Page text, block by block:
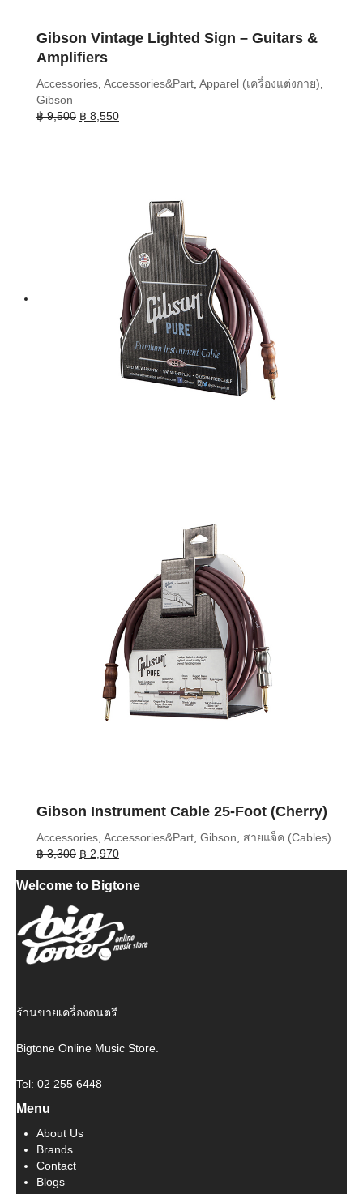
Gibson Vintage Lighted Sign – Guitars &
Amplifiers
Accessories, Accessories&Part, Apparel (เครื่องแต่งกาย),
Gibson
฿9,500 Original
฿ 8,550Current
Gibson Instrument Cable 25-Foot (Cherry)
Accessories, Accessories&Part, Gibson, สายแจ็ค (Cables)
฿3,300 Original
price
was:
฿ 2,970Current
price
is:
Welcome to Bigtone
ร้านขายเครื่องดนตรี
Bigtone Online Music Store.
Tel: 02 255 6448
Menu
About Us
Brands
Contact
Blogs